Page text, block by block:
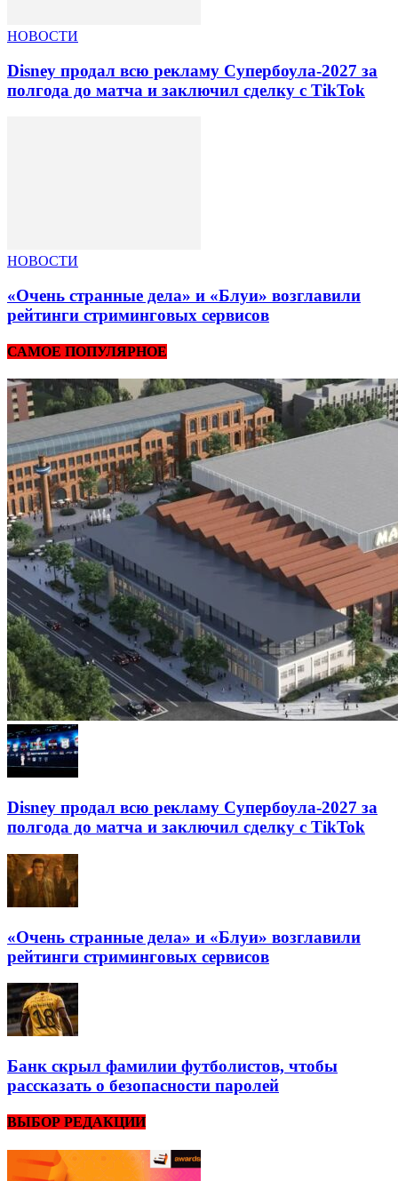
НОВОСТИ
Disney продал всю рекламу Супербоула-2027 за
полгода до матча и заключил сделку с TikTok
НОВОСТИ
«Очень странные дела» и «Блуи» возглавили
рейтинги стриминговых сервисов
САМОЕ ПОПУЛЯРНОЕ
Disney продал всю рекламу Супербоула-2027 за
полгода до матча и заключил сделку с TikTok
«Очень странные дела» и «Блуи» возглавили
рейтинги стриминговых сервисов
Банк скрыл фамилии футболистов, чтобы
рассказать о безопасности паролей
ВЫБОР РЕДАКЦИИ